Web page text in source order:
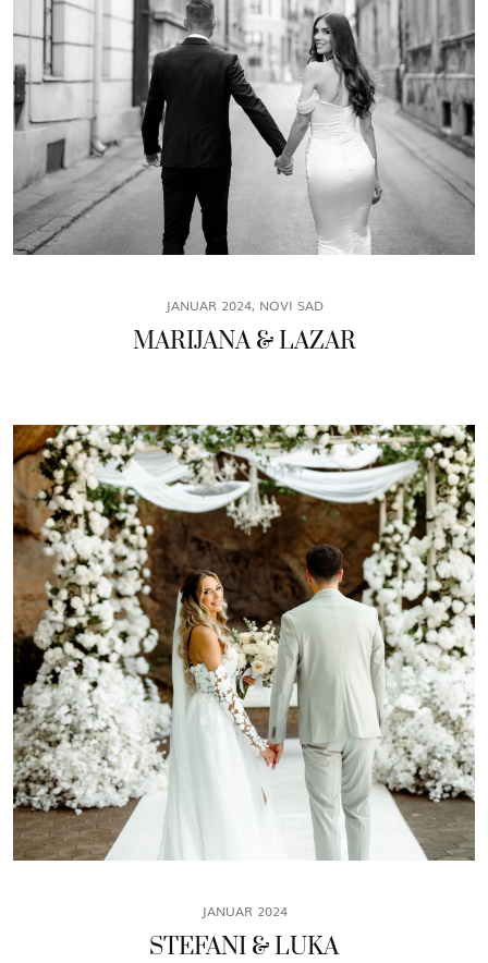
JANUAR 2024, NOVI SAD
MARIJANA & LAZAR
JANUAR 2024
STEFANI & LUKA